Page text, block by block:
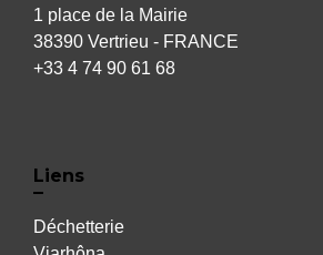
1 place de la Mairie
38390 Vertrieu - FRANCE
+33 4 74 90 61 68
Liens
Déchetterie